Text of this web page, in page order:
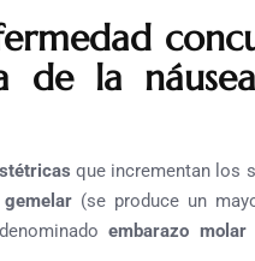
de la
que incrementan los
(se produce un
embarazo molar